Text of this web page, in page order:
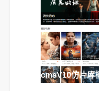
苹果cmsV10仿片